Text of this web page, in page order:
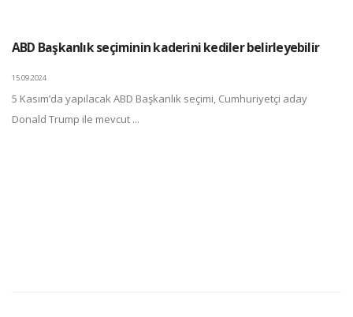
ABD Başkanlık seçiminin kaderini kediler belirleyebilir
15.09.2024
5 Kasım’da yapılacak ABD Başkanlık seçimi, Cumhuriyetçi aday
Donald Trump ile mevcut ...